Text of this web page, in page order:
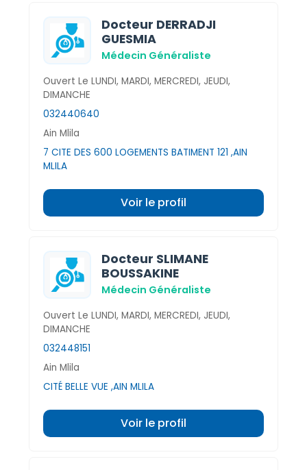
Docteur DERRADJI
GUESMIA
Médecin Généraliste
Ouvert Le LUNDI, MARDI, MERCREDI, JEUDI,
DIMANCHE
032440640
Ain Mlila
7 CITE DES 600 LOGEMENTS BATIMENT 121 ,AIN
MLILA
Voir le profil
Docteur SLIMANE
BOUSSAKINE
Médecin Généraliste
Ouvert Le LUNDI, MARDI, MERCREDI, JEUDI,
DIMANCHE
032448151
Ain Mlila
CITÉ BELLE VUE ,AIN MLILA
Voir le profil